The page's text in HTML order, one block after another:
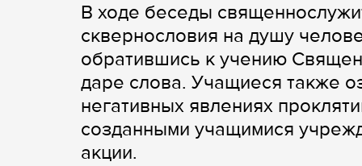
В ходе беседы
сквернословия на душу
обратившись к учению
даре слова. Учащиеся также
негативных явлениях
созданными учащимися
акции.